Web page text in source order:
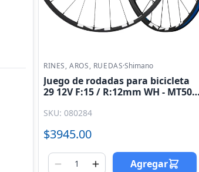
RINES, AROS, RUEDAS·Shimano
Juego de rodadas para bicicleta
29 12V F:15 / R:12mm WH - MT500
SKU: 080284
$3945.00
Agregar